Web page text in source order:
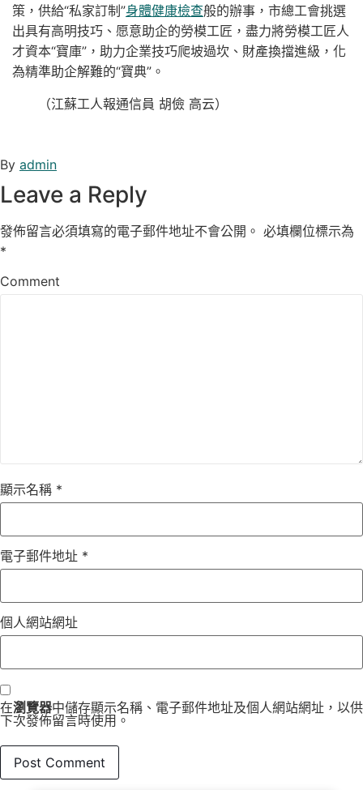
策，供給“私家訂制”身體健康檢查般的辦事，市總工會挑選
出具有高明技巧、愿意助企的勞模工匠，盡力將勞模工匠人
才資本“寶庫”，助力企業技巧爬坡過坎、財產換擋進級，化
為精準助企解難的“寶典”。
（江蘇工人報通信員 胡儉 高云）
By admin
Leave a Reply
發佈留言必須填寫的電子郵件地址不會公開。 必填欄位標示為
*
Comment
顯示名稱 *
電子郵件地址 *
個人網站網址
在瀏覽器中儲存顯示名稱、電子郵件地址及個人網站網址，以供
下次發佈留言時使用。